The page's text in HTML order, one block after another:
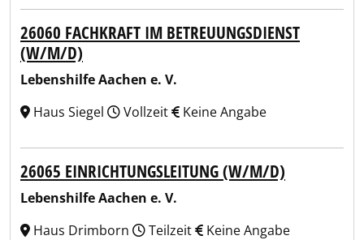
26060 FACHKRAFT IM BETREUUNGSDIENST
(W/M/D)
Lebenshilfe Aachen e. V.
Haus Siegel
Vollzeit Keine Angabe
26065 EINRICHTUNGSLEITUNG (W/M/D)
Lebenshilfe Aachen e. V.
Haus Drimborn
Teilzeit Keine Angabe